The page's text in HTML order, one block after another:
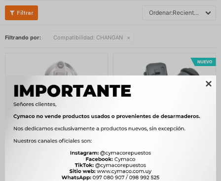

Recientes
Filtrando por: Compatibilidad: CHANGAN
ARRANQUE CHANA
CHANGAN CX20 9D 12V
INYECTOR FAW N5 1.0 3
CIL. TIPO BOSCH 4